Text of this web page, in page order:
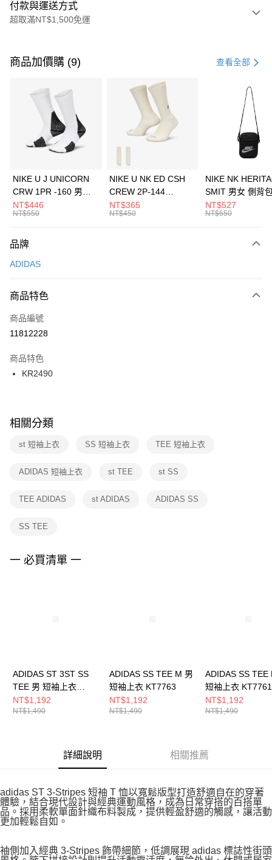
付款與運送方式
超取滿NT$1,500免運
信用卡一次付款
3 期 0 利率 每期 21家銀行
合作金庫商業銀行
第一商業銀行
華南商業銀行
彰化商業銀行
上海商業儲蓄銀行
元大商業銀行
台灣樂天信用卡公司
Apple Pay
全盈+PAY
AFTEE先享後付
【關於「AFTEE先享後付」】
便利好安心！
３．安心：先確認商品／服務後，再付款。
【「AFTEE先享後付」結帳流程】
１．於結帳方式選擇「AFTEE先享後付」後，將跳轉至「AFTEE先享後付」
２．訂單成立數日內，您將收到繳費通知簡訊。
３．收到繳費通知簡訊後14天內，點擊此簡訊中的連結，可透過四大超商／
ATM／網路銀行／等多元方式進行付款，方視為交易完成。
※ 交易是否成功請以「AFTEE先享後付 」之結帳頁面顯示為準，若有關於
是否繳費成功／繳費後需取消欲退款等相關疑問，請聯繫「AFTEE先享後付
客戶支援中心」
https://netprotections.freshdesk.com/support/home
１．透過由恩沛科技股份有限公司提供之「AFTEE先享後付」服務完成之交
權轉讓予恩沛科技股份有限公司。
３．未成年的使用者請事先徵得法定代理人或監護人之同意方可使用
４．使用「AFTEE先享後付」時，將依據個別帳號之用戶狀況，依本公司即
運送方式
每筆NT$100，滿NT$1,500(含以上)免運費
宅配
每筆NT$100，滿NT$1,500(含以上)免運費
付款後門市自取
每筆NT$100，滿NT$1,500(含以上)免運費
商品加價購 (9) 查看全部
NIKE U J UNICORN
CRW 1PR -160 男女
中統襪 FZ3393100
NT$446
NT$550
NIKE U NK ED CSH
CREW 2P-144
EMBRDY 男女 短統襪
FZ3073133
NT$365
NT$450
NIKE NK
SMIT 男女 側背
BA5871010
NT$527
NT$650
品牌
ADIDAS
商品特色
商品編號
11812228
商品特色
KR2490
相關分類
st 短袖上衣 SS 短袖上衣 TEE 短袖上衣
ADIDAS 短袖上衣 st TEE st SS
TEE ADIDAS st ADIDAS ADIDAS SS
SS TEE
一 必買清單 一
ADIDAS ST 3ST SS
TEE 男 短袖上衣
KR2491
NT$1,192
NT$1,490
ADIDAS SS TEE M 男
短袖上衣 KT7763
NT$1,192
NT$1,490
ADIDAS SS TEE
短袖上衣 KT7761
NT$1,192
NT$1,490
詳細說明 相關推薦
adidas ST 3-Stripes 短袖 T 恤以寬鬆版型打造舒適自在的穿著
體驗，結合現代設計與經典運動風格，成為日常穿搭的百搭單
品。採用柔軟單面針織布料製成，提供輕盈舒適的觸感，讓活動
更加輕鬆自如。
袖側加入經典 3-Stripes 飾帶細節，低調展現 adidas 標誌性街頭